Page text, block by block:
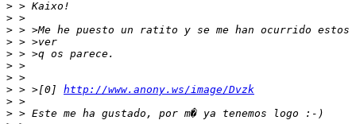
>
>
>
>
>
>
>
> > >[0] http://www.anony.ws/image/Dvzk
>
>